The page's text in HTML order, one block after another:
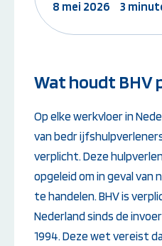
Instructeur worden:
(NRR)
Opleiding PBLS-
Herhalingscursus
BLS-instructeur
Bekijk alle
Weet je niet
8 mei 2026
3
Wat houdt BHV
Op elke werkvloer in
van bedr ijfshulpverleners
verplicht. Deze
opgeleid om in geval
te handelen. BHV is
Nederland sinds de
1994. Deze wet vereist